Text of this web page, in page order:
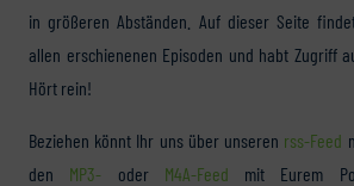
in größeren Abständen. Auf dieser Seite
allen erschienenen Episoden und habt Zugriff
Hört rein!
Beziehen könnt Ihr uns über unseren rss-Feed
den MP3- oder M4A-Feed mit Eurem